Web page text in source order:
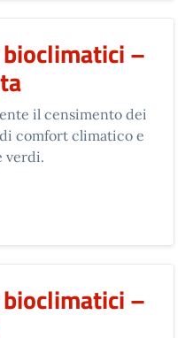
–
il censimento dei
comfort climatico e
verdi.
BIOCLIMATICI –
–